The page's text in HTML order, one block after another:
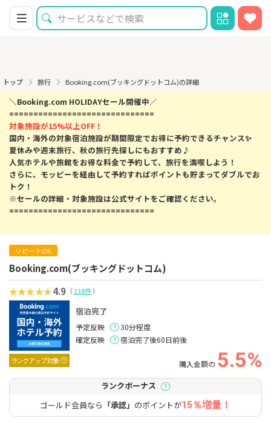
トップ 旅行 Booking.com(ブッキングドットコム)の詳細
＼Booking.com HOLIDAYセール開催中／
==============================
対象施設が15%以上OFF！
国内・海外の対象宿泊施設が期間限定でお得に予約できるチャンス✨
夏休みや週末旅行、秋の旅行先探しにもおすすめ♪
人気ホテルや旅館をお得な料金で予約して、旅行を満喫しよう！
さらに、モッピーを経由して予約すればポイントも貯まってダブルでお
トク！
※セールの詳細・対象施設は公式サイトをご確認ください。
==============================
リピートOK
Booking.com(ブッキングドットコム)
4.9 （238件）
ランクアップ対象
宿泊完了
予定反映
30分程度
確定反映
宿泊完了後60日前後
購入金額の 5.5%
ランクボーナス
ゴールド会員なら 「承認」 のポイントが15％増量！